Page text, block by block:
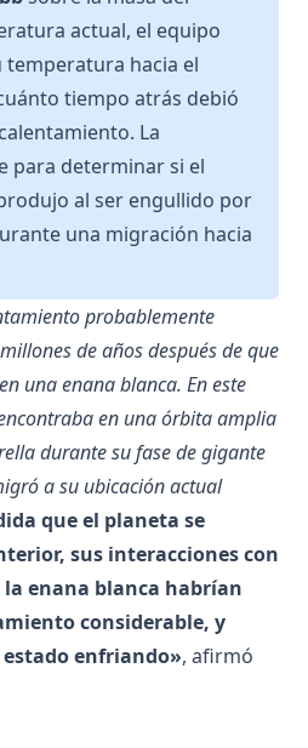
actual, el equipo
hacia el
tiempo atrás debió
La
para determinar si el
al ser engullido por
una migración hacia
probablemente
de años después de que
una enana blanca. En este
en una órbita amplia
durante su fase de gigante
a su ubicación actual
que el planeta se
sus interacciones con
enana blanca habrían
considerable, y
estado enfriando», afirmó